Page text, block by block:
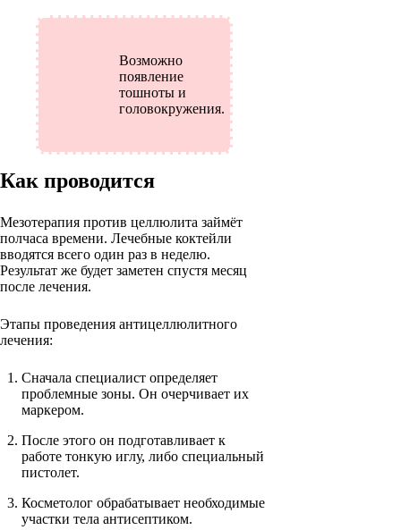
Возможно
появление
тошноты и
головокружения.
Как проводится
Мезотерапия против целлюлита займёт
полчаса времени. Лечебные коктейли
вводятся всего один раз в неделю.
Результат же будет заметен спустя месяц
после лечения.
Этапы проведения антицеллюлитного
лечения:
Сначала специалист определяет
проблемные зоны. Он очерчивает их
маркером.
После этого он подготавливает к
работе тонкую иглу, либо специальный
пистолет.
Косметолог обрабатывает необходимые
участки тела антисептиком.